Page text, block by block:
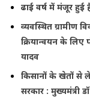
ढाई वर्ष में मंजूर हुई
व्यवस्थित ग्रामीण
क्रियान्वयन के
यादव
किसानों के खेतों से
सरकार : मुख्यमंत्री